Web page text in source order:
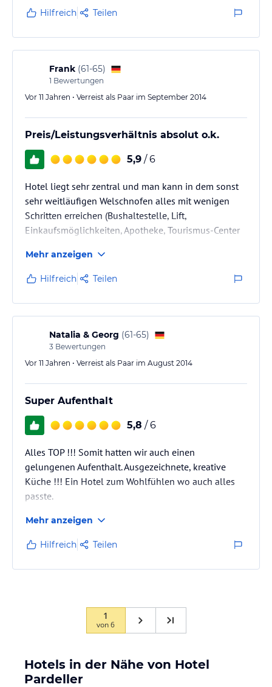
Ein Aufenthalt auf dem Balkon war schon sehr laut
durch den Verkehr. Bei geschlossenem Fenster hörte
man nichts im Zimmer. Gott sei Dank war es nicht so
warm, dass man das Fenster geschlossen halten
konnte.
Hilfreich Teilen
Frank (61-65)
1 Bewertungen
Vor 11 Jahren • Verreist als Paar im September 2014
Preis/Leistungsverhältnis absolut o.k.
5,9 / 6
Hotel liegt sehr zentral und man kann in dem sonst
sehr weitläufigen Welschnofen alles mit wenigen
Schritten erreichen (Bushaltestelle, Lift,
Einkaufsmöglichkeiten, Apotheke, Tourismus-Center
Waren schon öfters zum Bergwandern und Skifahren
in Welschnofen und haben auch in diesem Hotel
wie bisher stets alles bestens angetroffen. Die Küche
verdient ein Sonderlob.
Sicher waren wir schon alleine deshalb nicht mehr
zum letzten Mal in Welschnofen und werden gerne
wieder das Hotel Parrdeller buchen.
Mehr anzeigen
Hilfreich Teilen
Natalia & Georg (61-65)
3 Bewertungen
Vor 11 Jahren • Verreist als Paar im August 2014
Super Aufenthalt
5,8 / 6
Alles TOP !!! Somit hatten wir auch einen
gelungenen Aufenthalt. Ausgezeichnete, kreative
Küche !!! Ein Hotel zum Wohlfühlen wo auch alles
passte.
Mehr anzeigen
Hilfreich Teilen
1
von6
Hotels in der Nähe von Hotel
Pardeller